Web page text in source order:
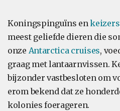
Koningspinguïns en
meest geliefde dieren die
onze Antarctica cruises,
graag met lantaarnvissen.
bijzonder vastbesloten om
erom bekend dat ze
kolonies foerageren.